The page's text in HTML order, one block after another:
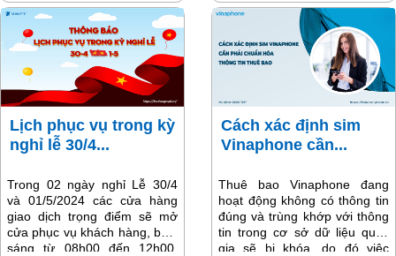
100 Giải Nhất mỗi giải 01 điện
thoại Samsung Galaxy Z Flip
5 (5G, 256 GB), 1.000 Giải
Nhì mỗi giải 01 Smartphone
Hapi20 và 1.650 Giải Ba mỗi
giải 01 Loa Bluetooth JBL Go
3. Tổng giá trị giải thưởng gần
7,9 tỷ đồng.
Lịch phục vụ trong kỳ
nghỉ lễ 30/4...
Trong 02 ngày nghỉ Lễ 30/4
và 01/5/2024 các cửa hàng
giao dịch trọng điểm sẽ mở
cửa phục vụ khách hàng, buổi
sáng từ 08h00 đến 12h00,
Cách xác định sim
Vinaphone cần...
Thuê bao Vinaphone đang
hoạt động không có thông tin
đúng và trùng khớp với thông
tin trong cơ sở dữ liệu quốc
gia sẽ bị khóa, do đó việc